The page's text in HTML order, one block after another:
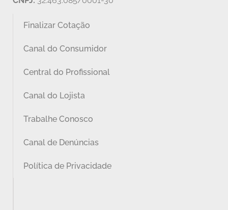
Finalizar Cotação
Canal do Consumidor
Central do Profissional
Canal do Lojista
Trabalhe Conosco
Canal de Denúncias
Política de Privacidade